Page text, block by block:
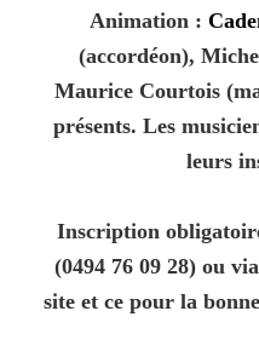
Animation :
(accordéon),
Maurice Courtois
présents. Les
leurs
Inscription
(0494 76 09 28) ou
site et ce pour la